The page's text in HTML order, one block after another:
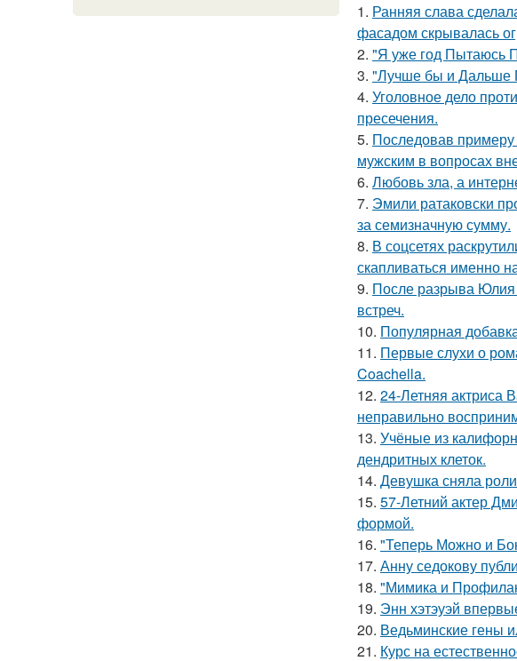
1. Ранняя слава
фасадом скрывалась
2. "Я уже год Пытаюсь
3. "Лучше бы и Дальше
4. Уголовное дело
пресечения.
5. Последовав
мужским в вопросах
6. Любовь зла, а
7. Эмили ратаковски
за семизначную сумму.
8. В соцсетях
скапливаться именно
9. После разрыва Юлия
встреч.
10. Популярная
11. Первые слухи о
Coachella.
12. 24-Летняя актриса
неправильно
13. Учёные из
дендритных клеток.
14. Девушка сняла
15. 57-Летний актер
формой.
16. "Теперь Можно и
17. Анну седокову
18. "Мимика и
19. Энн хэтэуэй
20. Ведьминские гены
21. Курс на